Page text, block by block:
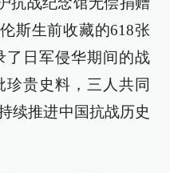
斯生前收藏的618张
了日军侵华期间的战
珍贵史料，三人共同
续推进中国抗战历史